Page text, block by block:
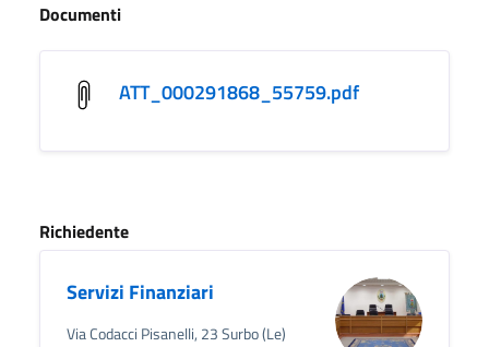
Documenti
ATT_000291868_55759.pdf
Richiedente
Servizi Finanziari
Via Codacci Pisanelli, 23 Surbo (Le)